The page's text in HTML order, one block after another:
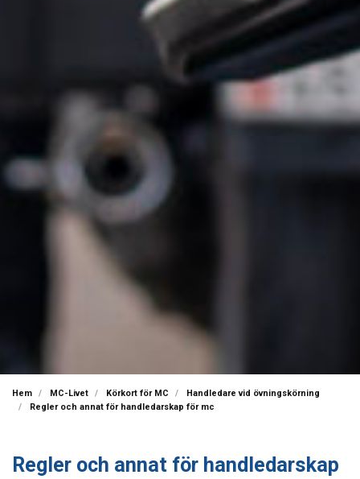
Hem MC-Livet Körkort för MC
Handledare vid övningskörning
Regler och annat för handledarskap för mc
Regler och annat för handledarskap